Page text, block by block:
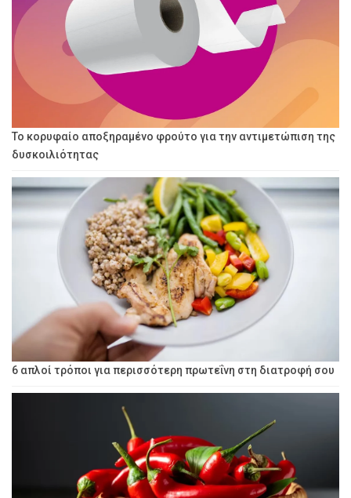
Το κορυφαίο αποξηραμένο φρούτο για την αντιμετώπιση της
δυσκοιλιότητας
6 απλοί τρόποι για περισσότερη πρωτεΐνη στη διατροφή σου